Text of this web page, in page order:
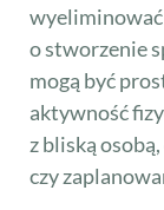
wyeliminować
o stworzenie
mogą być
aktywność
z bliską
czy